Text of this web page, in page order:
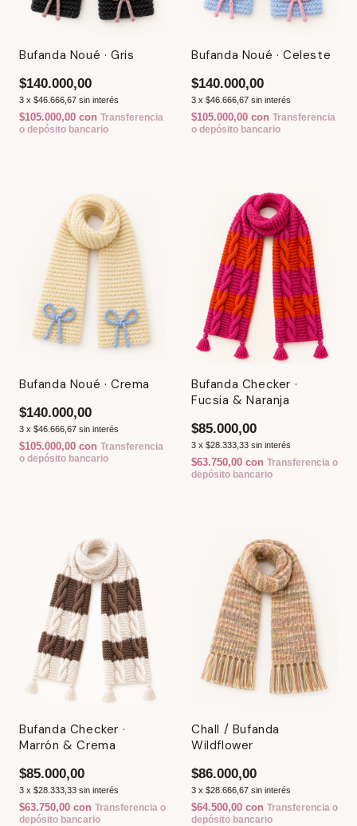
Bufanda Noué · Gris
$140.000,00
3 x $46.666,67 sin interés
$105.000,00 con Transferencia
o depósito bancario
Bufanda Noué · Celeste
$140.000,00
3 x $46.666,67 sin interés
$105.000,00 con Transferencia
o depósito bancario
Bufanda Noué · Crema
$140.000,00
3 x $46.666,67 sin interés
$105.000,00 con Transferencia
o depósito bancario
Bufanda Checker ·
Fucsia & Naranja
$85.000,00
3 x $28.333,33 sin interés
$63.750,00 con Transferencia o
depósito bancario
Bufanda Checker ·
Marrón & Crema
$85.000,00
3 x $28.333,33 sin interés
$63.750,00 con Transferencia o
depósito bancario
Chall / Bufanda
Wildflower
$86.000,00
3 x $28.666,67 sin interés
$64.500,00 con Transferencia o
depósito bancario